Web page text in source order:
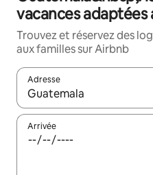
vacances adaptées
Trouvez et réservez des
aux familles sur Airbnb
Adresse
Lorsque les résultats
Arrivée